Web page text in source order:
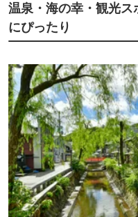
温泉・海の幸・観光ス
にぴったり